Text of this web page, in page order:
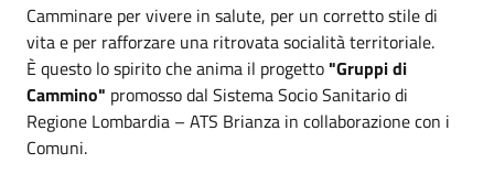
Camminare per vivere in salute, per un corretto stile di
vita e per rafforzare una ritrovata socialità territoriale.
È questo lo spirito che anima il progetto"Gruppi di
Cammino" promosso dal Sistema Socio Sanitario di
Regione Lombardia – ATS Brianza in collaborazione con i
Comuni.